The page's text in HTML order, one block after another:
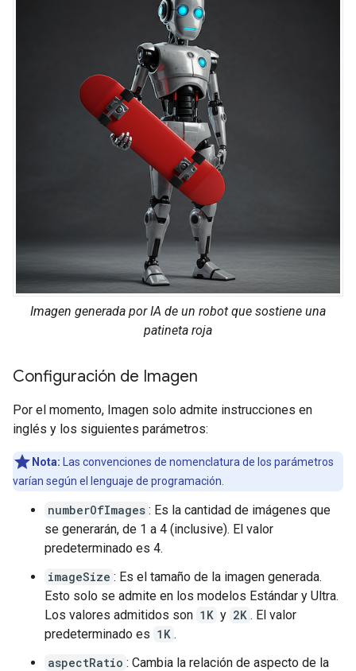
Imagen generada por IA de un robot que sostiene una
patineta roja
Configuración de Imagen
Por el momento, Imagen solo admite instrucciones en
inglés y los siguientes parámetros:
Nota: Las convenciones de nomenclatura de los parámetros
varían según el lenguaje de programación.
numberOfImages : Es la cantidad de imágenes que
se generarán, de 1 a 4 (inclusive). El valor
predeterminado es 4.
imageSize : Es el tamaño de la imagen generada.
Esto solo se admite en los modelos Estándar y Ultra.
Los valores admitidos son 1K y 2K . El valor
predeterminado es 1K .
aspectRatio : Cambia la relación de aspecto de la